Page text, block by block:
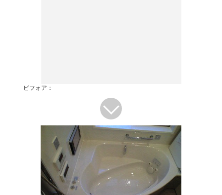
ビフォア：